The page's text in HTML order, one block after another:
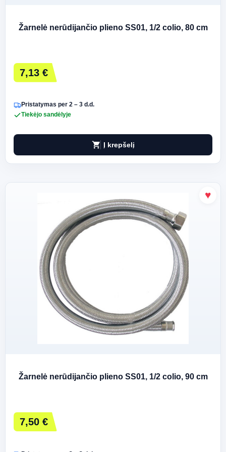
Žarnelė nerūdijančio plieno SS01, 1/2 colio, 80 cm
7,13 €
Pristatymas per 2 – 3 d.d.
Tiekėjo sandėlyje
shopping_cart Į krepšelį
Žarnelė nerūdijančio plieno SS01, 1/2 colio, 90 cm
7,50 €